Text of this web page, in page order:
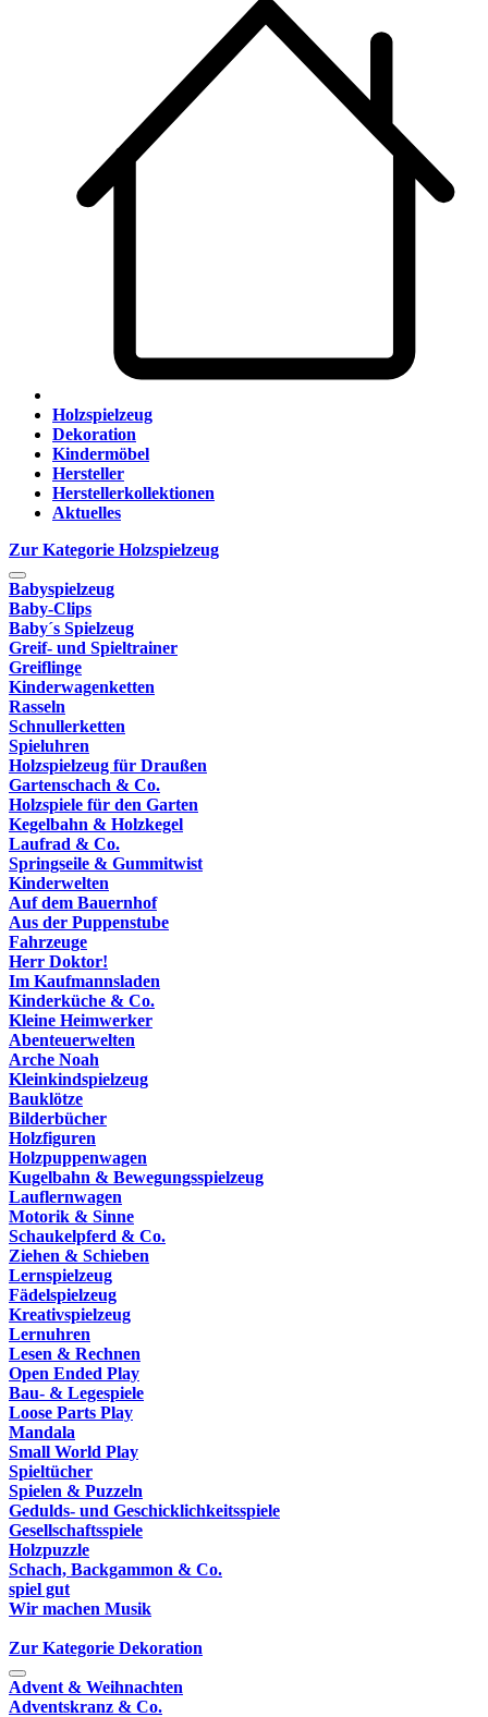
Holzspielzeug
Dekoration
Kindermöbel
Hersteller
Herstellerkollektionen
Aktuelles
Zur Kategorie Holzspielzeug
Babyspielzeug
Baby-Clips
Baby´s Spielzeug
Greif- und Spieltrainer
Greiflinge
Kinderwagenketten
Rasseln
Schnullerketten
Spieluhren
Holzspielzeug für Draußen
Gartenschach & Co.
Holzspiele für den Garten
Kegelbahn & Holzkegel
Laufrad & Co.
Springseile & Gummitwist
Kinderwelten
Auf dem Bauernhof
Aus der Puppenstube
Fahrzeuge
Herr Doktor!
Im Kaufmannsladen
Kinderküche & Co.
Kleine Heimwerker
Abenteuerwelten
Arche Noah
Kleinkindspielzeug
Bauklötze
Bilderbücher
Holzfiguren
Holzpuppenwagen
Kugelbahn & Bewegungsspielzeug
Lauflernwagen
Motorik & Sinne
Schaukelpferd & Co.
Ziehen & Schieben
Lernspielzeug
Fädelspielzeug
Kreativspielzeug
Lernuhren
Lesen & Rechnen
Open Ended Play
Bau- & Legespiele
Loose Parts Play
Mandala
Small World Play
Spieltücher
Spielen & Puzzeln
Gedulds- und Geschicklichkeitsspiele
Gesellschaftsspiele
Holzpuzzle
Schach, Backgammon & Co.
spiel gut
Wir machen Musik
Zur Kategorie Dekoration
Advent & Weihnachten
Adventskranz & Co.